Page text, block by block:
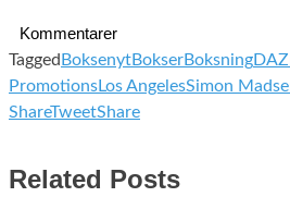
Kommentarer
Tagged BoksenytBokserBoksning
PromotionsLos AngelesSimon
ShareTweetShare
Related Posts